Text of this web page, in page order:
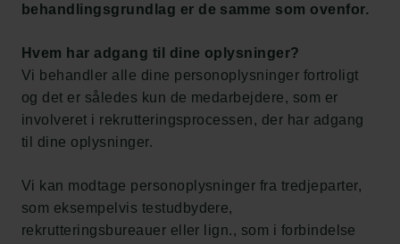
behandlingsgrundlag er de samme som ovenfor.
Hvem har adgang til dine oplysninger?
Vi behandler alle dine personoplysninger fortroligt
og det er således kun de medarbejdere, som er
involveret i rekrutteringsprocessen, der har adgang
til dine oplysninger.
Vi kan modtage personoplysninger fra tredjeparter,
som eksempelvis testudbydere,
rekrutteringsbureauer eller lign., som i forbindelse